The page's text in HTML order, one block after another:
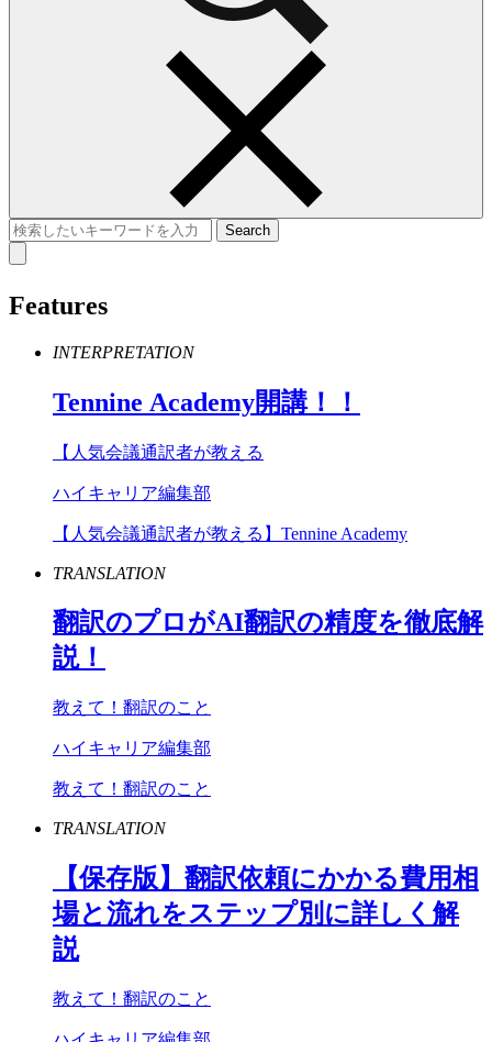
Features
INTERPRETATION
Tennine Academy開講！！
【人気会議通訳者が教える
ハイキャリア編集部
【人気会議通訳者が教える】Tennine Academy
TRANSLATION
翻訳のプロがAI翻訳の精度を徹底解
説！
教えて！翻訳のこと
ハイキャリア編集部
教えて！翻訳のこと
TRANSLATION
【保存版】翻訳依頼にかかる費用相
場と流れをステップ別に詳しく解
説
教えて！翻訳のこと